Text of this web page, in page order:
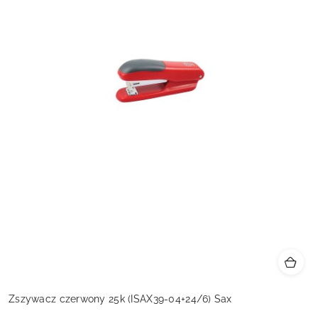
Zszywacz czerwony 25k (ISAX39-04+24/6) Sax